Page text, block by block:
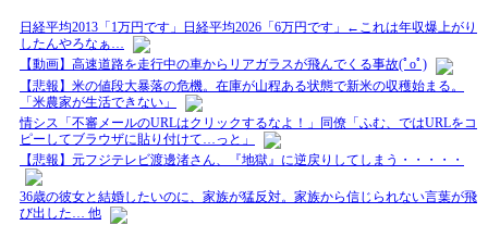
日経平均2013「1万円です」日経平均2026「6万円です」←これは年収爆上がり
したんやろなぁ…
【動画】高速道路を走行中の車からリアガラスが飛んでくる事故(ﾟoﾟ)
【悲報】米の値段大暴落の危機。在庫が山程ある状態で新米の収穫始まる。
「米農家が生活できない」
情シス「不審メールのURLはクリックするなよ！」同僚「ふむ、ではURLをコ
ピーしてブラウザに貼り付けて…っと」
【悲報】元フジテレビ渡邊渚さん、『地獄』に逆戻りしてしまう・・・・・
36歳の彼女と結婚したいのに、家族が猛反対。家族から信じられない言葉が飛
び出した… 他